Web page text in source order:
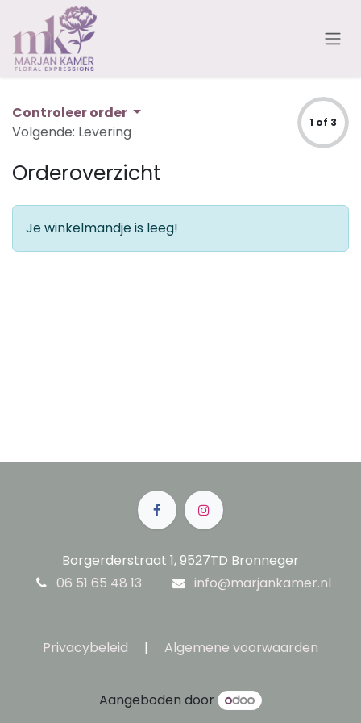
Overslaan naar inhoud
Controleer order
Volgende: Levering
1 of 3
Orderoverzicht
Je winkelmandje is leeg!
Borgerderstraat 1, 9527TD Bronneger
06 51 65 48 13
info@marjankamer.nl
Privacybeleid | Algemene voorwaarden
Aangeboden door